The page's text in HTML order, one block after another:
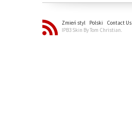
Zmień styl Polski Contact Us
IPB3 Skin By Tom Christian.